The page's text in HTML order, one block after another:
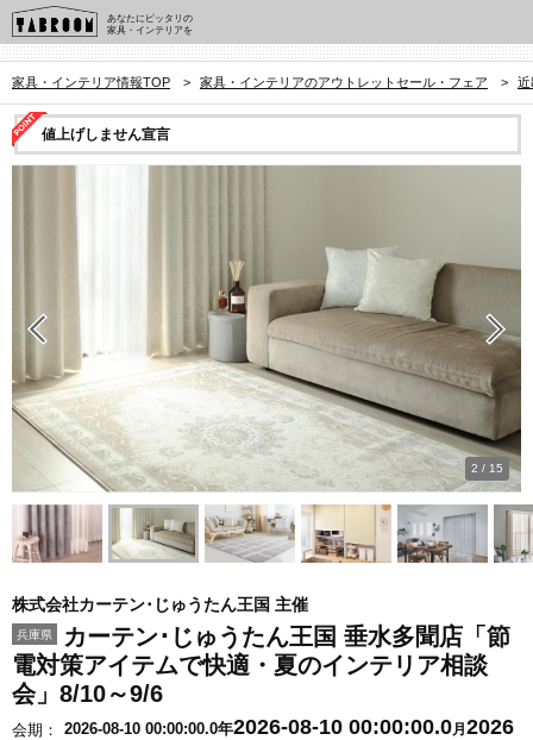
あなたにピッタリの
家具・インテリアを
家具・インテリア情報TOP > 家具・インテリアのアウトレットセール・フェア > 近
値上げしません宣言
2 / 15
株式会社カーテン･じゅうたん王国 主催
兵庫県
カーテン･じゅうたん王国 垂水多聞店「節
電対策アイテムで快適・夏のインテリア相談
会」8/10～9/6
会期： 2026-08-10 00:00:00.0年2026-08-10 00:00:00.0月2026